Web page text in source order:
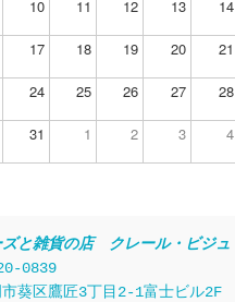
10 11 12 13 14
17 18 19 20 21
24 25 26 27 28
31 1 2 3 4
と雑貨の店　クレール・ビジュ
0839
葵区鷹匠3丁目2-1富士ビル2F